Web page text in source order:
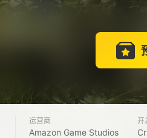
运营商
Amazon Game Studios
开